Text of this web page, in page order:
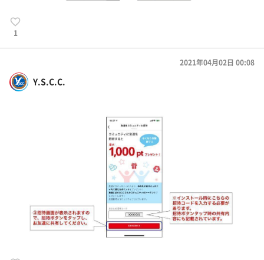
1
Y.S.C.C.
2021年04月02日 00:08